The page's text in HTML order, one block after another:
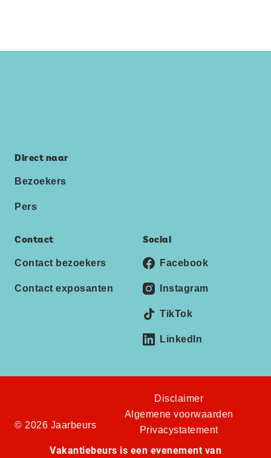
Direct naar
Bezoekers
Pers
Contact
Contact bezoekers
Contact exposanten
Social
Facebook
Instagram
TikTok
LinkedIn
© 2026 Jaarbeurs
Disclaimer
Algemene voorwaarden
Privacystatement
Vakantiebeurs is een evenement van